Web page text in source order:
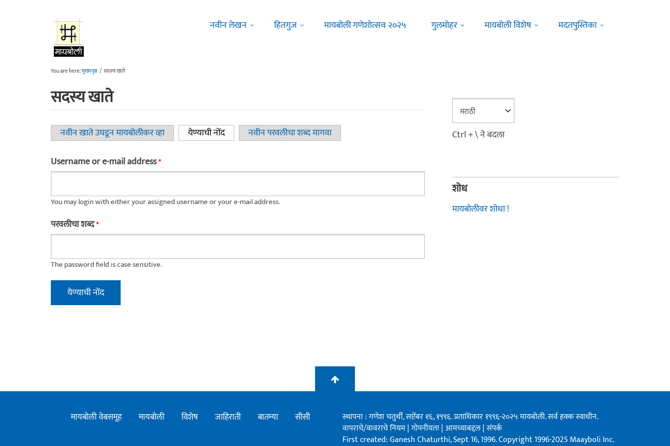
नवीन लेखन
हितगुज मायबोली गणेशोत्सव २०२५ गुलमोहर मायबोली विशेष मदतपुस्तिका
You are here:मुख्यपृष्ठ / सदस्य खाते
सदस्य खाते
Primary tabs
नवीन खाते उघडून मायबोलीकर व्हा येण्याची नोंद(active tab)नवीन परवलीचा शब्द मागवा
Username or e-mail address*
You may login with either your assigned username or your e-mail address.
परवलीचा शब्द*
The password field is case sensitive.
Ctrl + \ ने बदला
शोध
मायबोलीवर शोधा !
मायबोली वेबसमूह मायबोली विशेष जाहिराती बातम्या सीसी
स्थापना : गणेश चतुर्थी, सप्टेंबर १६, १९९६. प्रताधिकार १९९६-२०२५ मायबोली. सर्व हक्क स्वाधीन.
वापराचे/वावराचे नियम|गोपनीयता|आमच्याबद्दल|संपर्क
First created: Ganesh Chaturthi, Sept 16, 1996. Copyright 1996-2025 Maayboli Inc.